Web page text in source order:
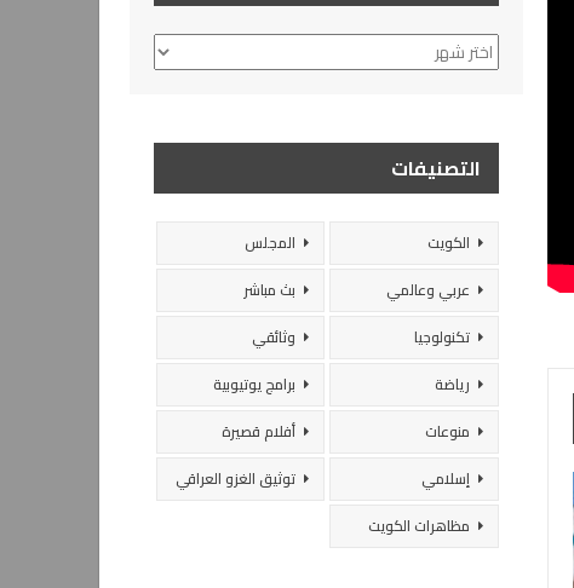
الأرشيف
التصنيفات
الكويت
المجلس
عربي وعالمي
بث مباشر
تكنولوجيا
وثائقي
رياضة
برامج يوتيوبية
منوعات
أفلام قصيرة
إسلامي
توثيق الغزو العراقي
مظاهرات الكويت